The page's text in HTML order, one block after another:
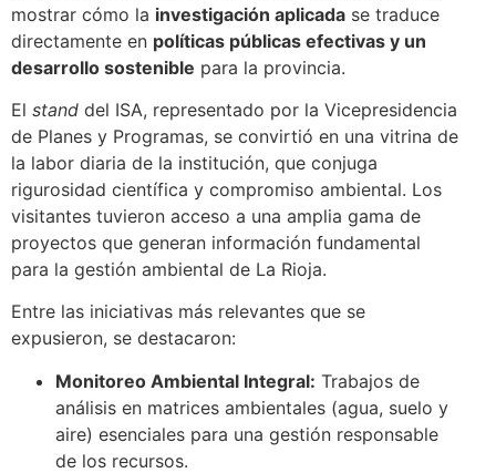
mostrar cómo la investigación aplicada se traduce
directamente en políticas públicas efectivas y un
desarrollo sostenible para la provincia.
El stand del ISA, representado por la Vicepresidencia
de Planes y Programas, se convirtió en una vitrina de
la labor diaria de la institución, que conjuga
rigurosidad científica y compromiso ambiental. Los
visitantes tuvieron acceso a una amplia gama de
proyectos que generan información fundamental
para la gestión ambiental de La Rioja.
Entre las iniciativas más relevantes que se
expusieron, se destacaron:
Monitoreo Ambiental Integral: Trabajos de
análisis en matrices ambientales (agua, suelo y
aire) esenciales para una gestión responsable
de los recursos.